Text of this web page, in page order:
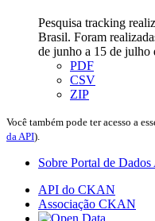
Pesquisa tracking
Brasil. Foram
de junho a 15 de julho
PDF
CSV
ZIP
Você também pode ter acesso a
da API).
Sobre Portal de
API do CKAN
Associação CKAN